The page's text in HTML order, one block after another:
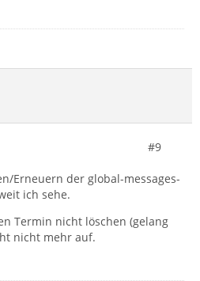
#9
Erneuern der global-messages-
ich sehe.
Termin nicht löschen (gelang
nicht mehr auf.